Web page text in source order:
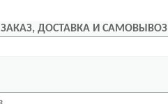
ЗАКАЗ, ДОСТАВКА И САМОВЫВОЗ